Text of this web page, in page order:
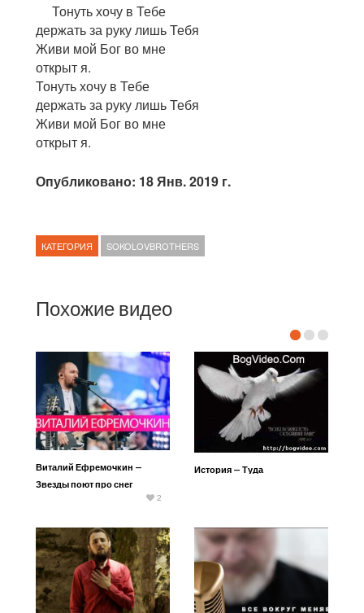
Тонуть хочу в Тебе
держать за руку лишь Тебя
Живи мой Бог во мне
открыт я.
Тонуть хочу в Тебе
держать за руку лишь Тебя
Живи мой Бог во мне
открыт я.
Опубликовано: 18 Янв. 2019 г.
КАТЕГОРИЯ SOKOLOVBROTHERS
Похожие видео
Виталий Ефремочкин —
Звезды поют про снег
2
История — Туда